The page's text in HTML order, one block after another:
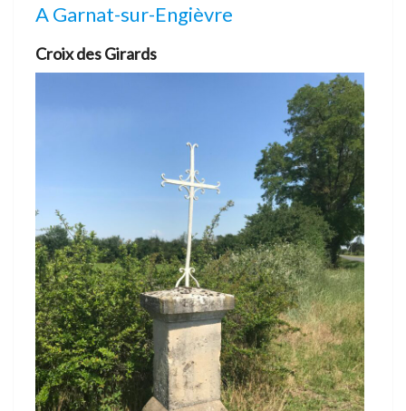
A Garnat-sur-Engièvre
Croix des Girards